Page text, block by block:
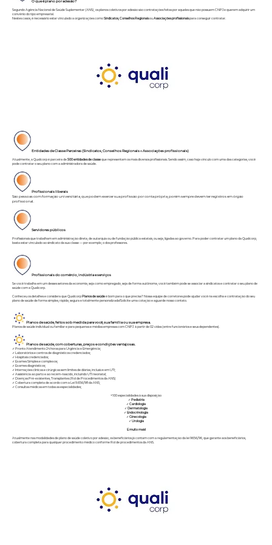
O que é plano por adesão?
SegundoAgência Nacional de Saúde Suplementar (ANS) , os planos coletivos por adesão são contratações feitas por aqueles que não possuem CNPJ e querem adquirir um
convênio do tipo empresarial.
Nestes casos, é necessário estar vinculado a organizações comoSindicatos, ConselhosRegionaisouAssociações profissionaispara conseguir contratar.
Entidades de Classe Parceiras (Sindicatos, ConselhosRegionaiseAssociações profissionais)
Atualmente, a Qualicorp é parceira de500 entidades de classeque representam os mais diversos profissionais. Sendo assim, caso haja vínculo com uma das categorias, você
pode contratar o seu plano com a administradora de saúde.
Profissionais liberais
São pessoas com formação universitária, que podem exercer sua profissão por conta própria, porém sempre devem ter registros em órgão
profissional.
Servidores públicos
Profissionais que trabalham em administração direta, de autarquia ou de fundação pública estatais, ou seja, ligadas ao governo. Para poder contratar um plano da Qualicorp,
basta estar vinculado ao sindicato da sua classe — por exemplo, o dos professores.
Profissionais do comércio, indústria e serviços
Se você trabalha em um desses setores da economia, seja como empregado, seja de forma autônoma, você também pode se associar a sindicatos e contratar o seu plano de
saúde com a Qualicorp.
Conheceu os detalhes e considera que QualicorpPlanos de saúdeé bom para o que precisa? Nossa equipe de corretores pode ajudar você na escolha e contratação do seu
plano de saúde de forma simples, rápida, segura e totalmente personalizada!Solicite uma cotação e aguarde nosso contato.
Planos de saúde, feitos sob medida para você, sua família ou sua empresa.
Planos de saúde individual ou familiar e para pequenas e médias empresas com CNPJ à partir de 02 vidas (entre funcionários e seus dependentes).
Planos de saúde, com coberturas, preços e condições vantajosas.
✓ Pronto Atendimento 24 horas para Urgência e Emergência;
✓ Laboratórios e centros de diagnósticos credenciados;
✓ Hospitais credenciados;
✓ Exames Simples e complexos;
✓ Exames diagnósticos;
✓ Internações clínicas e cirúrgicas sem limites de diárias, inclusive em UTI;
✓ Assistência ao parto e ao recém-nascido, incluindo UTI neonatal;
✓ Doenças Pré-existentes, Transplantes (Rol de Procedimentos da ANS)
✓ Cobertura completa de acordo com a Lei 9.656/98 da ANS;
✓ Consultas médicas em todas as especialidades;
+100 especialidades à sua disposição
✓ Pediatria
✓ Cardiologia
✓ Dermatologia
✓ Endocrinologia
✓ Ginecologia
✓ Urologia
E muito mais!
Atualmente nas modalidades de plano de saúde coletivo por adesão, os beneficiários já contam com a regulamentação da lei 9656/96, que garante aos beneficiários,
cobertura completa para qualquer procedimento médico conformeRol de procedimentos da ANS.